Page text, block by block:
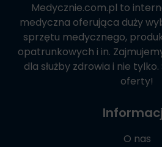
Medycznie.com.pl to
medyczna oferująca duży
sprzętu medycznego,
opatrunkowych i in.
dla służby zdrowia i nie
oferty!
O nas